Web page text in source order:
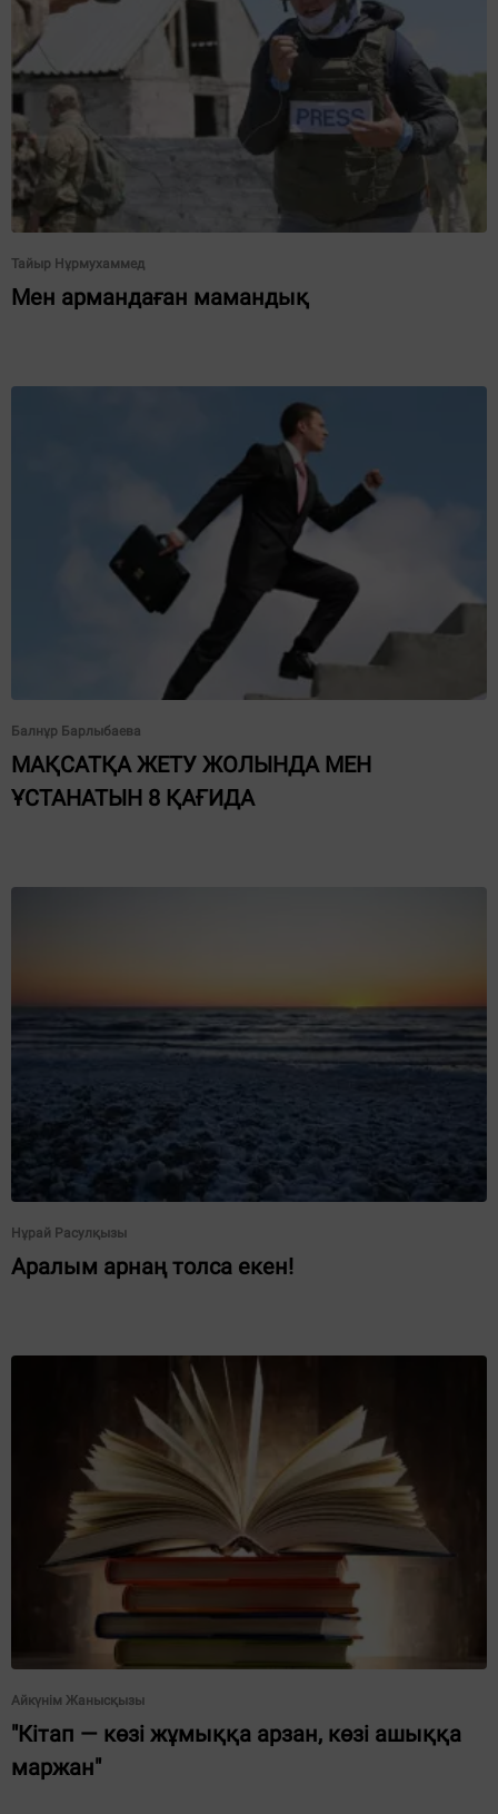
Тайыр Нұрмухаммед
Мен армандаған мамандық
Балнұр Барлыбаева
МАҚСАТҚА ЖЕТУ ЖОЛЫНДА МЕН
ҰСТАНАТЫН 8 ҚАҒИДА
Нұрай Расулқызы
Аралым арнаң толса екен!
Айкүнім Жанысқызы
"Кітап — көзі жұмыққа арзан, көзі ашыққа
маржан"